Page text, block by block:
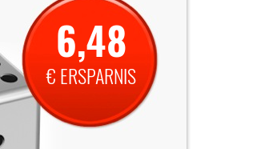
6,48
€ ERSPARNIS